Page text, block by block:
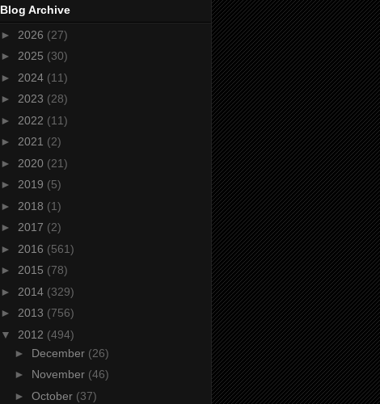
Blog Archive
► 2026 (27)
► 2025 (30)
► 2024 (11)
► 2023 (28)
► 2022 (11)
► 2021 (2)
► 2020 (21)
► 2019 (5)
► 2018 (1)
► 2017 (2)
► 2016 (561)
► 2015 (78)
► 2014 (329)
► 2013 (756)
▼ 2012 (494)
► December (26)
► November (46)
► October (37)